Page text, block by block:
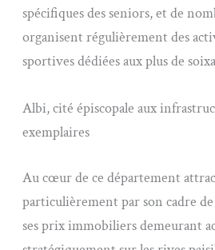
spécifiques des seniors, et de
organisent régulièrement des
sportives dédiées aux plus de
Albi, cité épiscopale aux
exemplaires
Au cœur de ce département
particulièrement par son cadre
ses prix immobiliers demeurant